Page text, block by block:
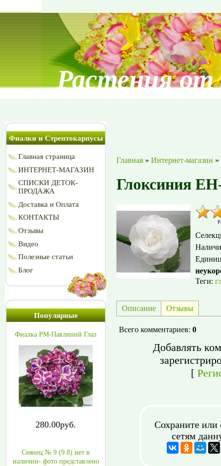
Растения
Фиалки и Стрептокарпусы
Главная страница
ИНТЕРНЕТ-МАГАЗИН
СПИСКИ ДЕТОК-
ПРОДАЖА
Доставка и Оплата
КОНТАКТЫ
Отзывы
Видео
Полезные статьи
Блог
Популярные
Фиалка РМ-Павлиний Глаз
280.00руб.
Сеянец № 9 (9.8) нет в
наличии- фото представлено
Главная » Интернет-магазин »
Глоксиния
Теги:
Описание Отзывы
Всего комментариев: 0
Добавлять
[
Сохраните или
сетям